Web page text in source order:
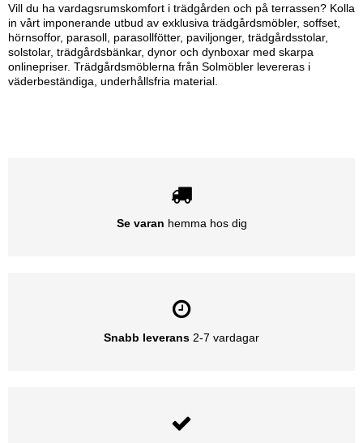
Vill du ha vardagsrumskomfort i trädgården och på terrassen? Kolla
in vårt imponerande utbud av exklusiva trädgårdsmöbler, soffset,
hörnsoffor, parasoll, parasollfötter, paviljonger, trädgårdsstolar,
solstolar, trädgårdsbänkar, dynor och dynboxar med skarpa
onlinepriser. Trädgårdsmöblerna från Solmöbler levereras i
väderbeständiga, underhållsfria material.
Se varan hemma hos dig
Snabb leverans 2-7 vardagar